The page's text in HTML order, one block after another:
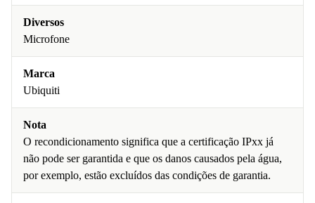
Diversos
Microfone
Marca
Ubiquiti
Nota
O recondicionamento significa que a certificação IPxx já
não pode ser garantida e que os danos causados pela água,
por exemplo, estão excluídos das condições de garantia.